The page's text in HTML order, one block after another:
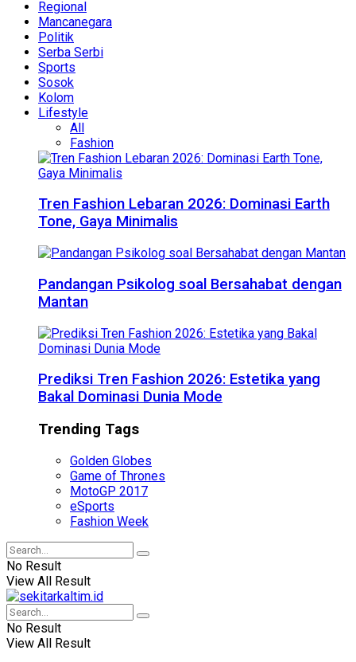
Regional
Mancanegara
Politik
Serba Serbi
Sports
Sosok
Kolom
Lifestyle
All
Fashion
Tren Fashion Lebaran 2026: Dominasi Earth
Tone, Gaya Minimalis
Pandangan Psikolog soal Bersahabat dengan
Mantan
Prediksi Tren Fashion 2026: Estetika yang
Bakal Dominasi Dunia Mode
Trending Tags
Golden Globes
Game of Thrones
MotoGP 2017
eSports
Fashion Week
No Result
View All Result
No Result
View All Result